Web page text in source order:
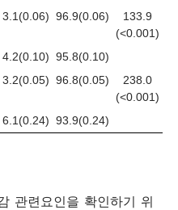
3.1(0.06) 96.9(0.06)
133.9
(<0.001)
4.2(0.10) 95.8(0.10)
3.2(0.05) 96.8(0.05)
238.0
(<0.001)
6.1(0.24) 93.9(0.24)
관련요인을 확인하기 위